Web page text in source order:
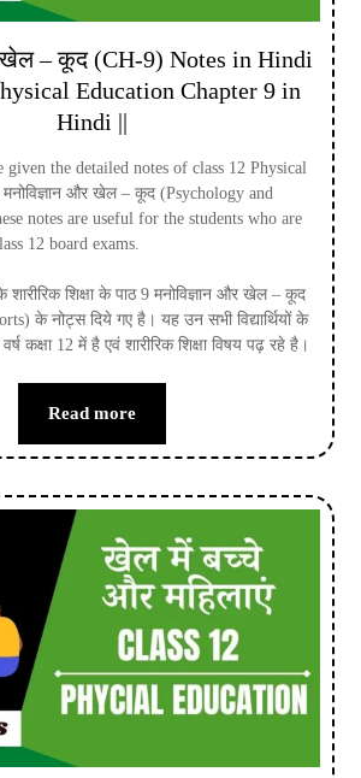
खेल – कूद (CH-9) Notes in Hindi
Education Chapter 9 in
Hindi ||
given the detailed notes of class 12 Physical
और खेल – कूद (Psychology and
notes are useful for the students who are
12 board exams.
शिक्षा के पाठ 9 मनोविज्ञान और खेल – कूद
के नोट्स दिये गए है। यह उन सभी विद्यार्थियों के
कक्षा 12 में है एवं शारीरिक शिक्षा विषय पढ़ रहे है।
Read more